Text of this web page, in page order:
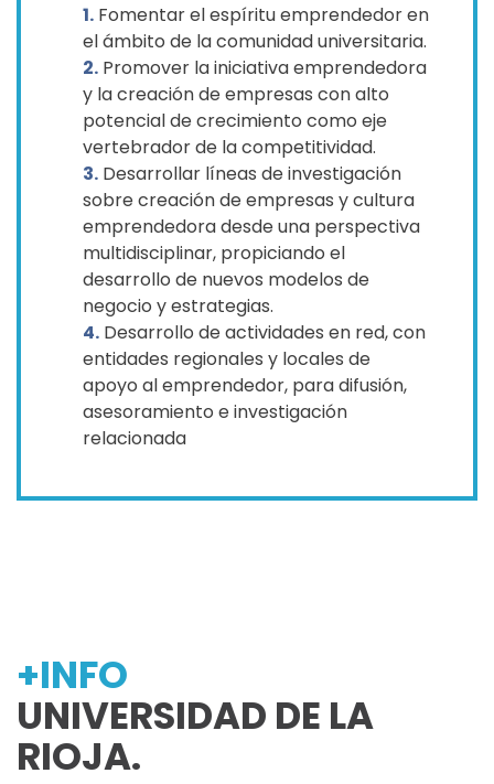
1. Fomentar el espíritu emprendedor en
el ámbito de la comunidad universitaria.
2. Promover la iniciativa emprendedora
y la creación de empresas con alto
potencial de crecimiento como eje
vertebrador de la competitividad.
3. Desarrollar líneas de investigación
sobre creación de empresas y cultura
emprendedora desde una perspectiva
multidisciplinar, propiciando el
desarrollo de nuevos modelos de
negocio y estrategias.
4. Desarrollo de actividades en red, con
entidades regionales y locales de
apoyo al emprendedor, para difusión,
asesoramiento e investigación
relacionada
+INFO
UNIVERSIDAD DE LA
RIOJA.